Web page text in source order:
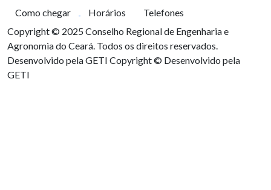
Como chegar
Horários
Telefones
Copyright © 2025 Conselho Regional de Engenharia e
Agronomia do Ceará. Todos os direitos reservados.
Desenvolvido pela GETI Copyright © Desenvolvido pela
GETI